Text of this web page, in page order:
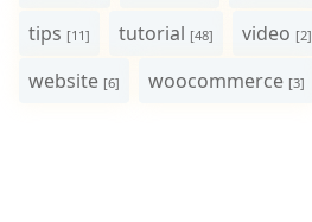
tips [11] tutorial [48] video [2]
website [6] woocommerce [3]